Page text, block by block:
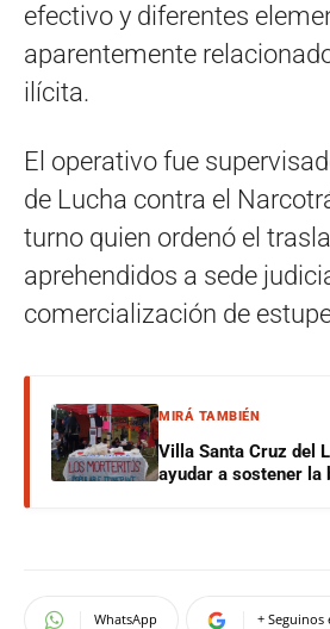
efectivo y diferentes
aparentemente
ilícita.
El operativo fue
de Lucha contra el
turno quien ordenó el
aprehendidos a sede
comercialización de
MIRÁ TAMBIÉN
Villa Santa Cruz del
ayudar a sostener la
WhatsApp + Seguinos